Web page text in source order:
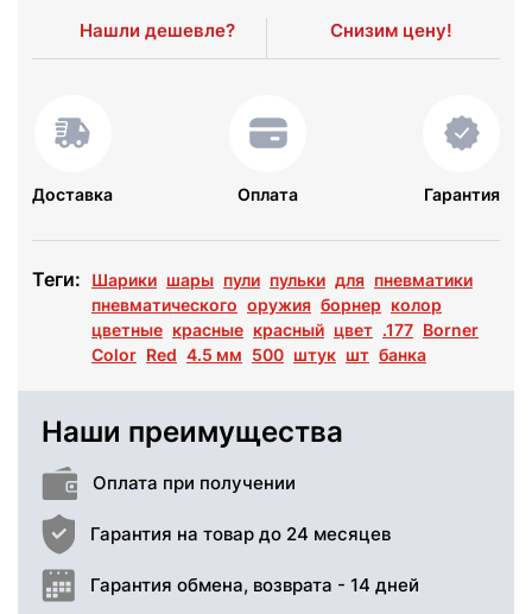
Нашли дешевле? Снизим цену!
Доставка Оплата Гарантия
Теги: Шарики шары пули пульки для пневматики
пневматического оружия борнер колор
цветные красные красный цвет .177 Borner
Color Red 4.5 мм 500 штук шт банка
Наши преимущества
Оплата при получении
Гарантия на товар до 24 месяцев
Гарантия обмена, возврата - 14 дней